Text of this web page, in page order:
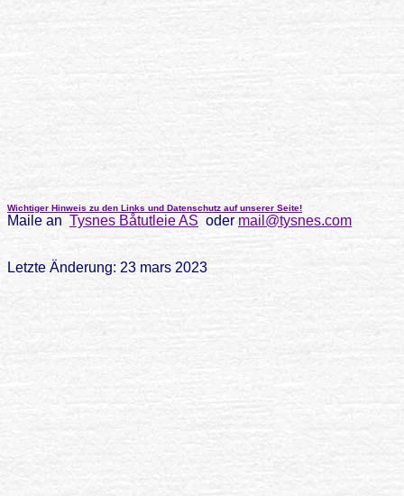
Wichtiger Hinweis zu den Links und Datenschutz auf unserer Seite!
Maile an Tysnes Båtutleie AS oder mail@tysnes.com
Letzte Änderung: 23 mars 2023